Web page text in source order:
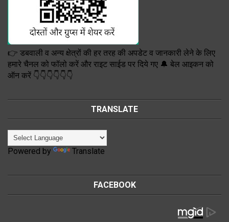
👉 डबवाली व अन्य क्षेत्रों की हर तरह की अपडेट व जानकारी लेने के लिए
हमारे चैनल को फॉलो करें और राइट साईड पर दिये गए 🔔 बेल आइकन को
ऑन करें 👇👇👇👇👇👇
TRANSLATE
Powered by Translate
FACEBOOK